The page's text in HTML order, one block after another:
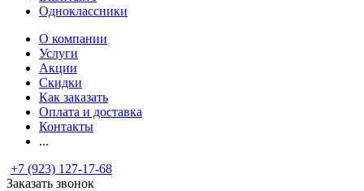
Одноклассники
О компании
Услуги
Акции
Скидки
Как заказать
Оплата и доставка
Контакты
...
+7 (923) 127-17-68
Заказать звонок